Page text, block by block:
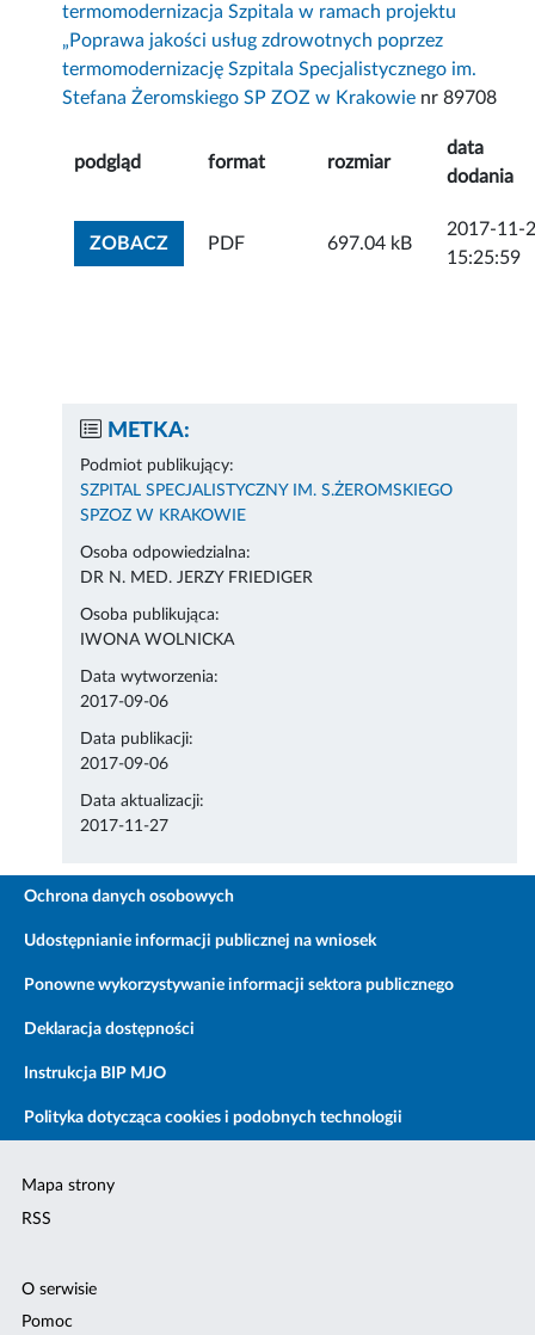
termomodernizacja Szpitala w ramach projektu
„Poprawa jakości usług zdrowotnych poprzez
termomodernizację Szpitala Specjalistycznego im.
Stefana Żeromskiego SP ZOZ w Krakowie nr 89708
podgląd format rozmiar
data
dodania
ZOBACZZOBACZ ZAŁĄCZNIK
PDF 697.04 kB
2017-11-
15:25:59
METKA:
Podmiot publikujący:
SZPITAL SPECJALISTYCZNY IM. S.ŻEROMSKIEGO
SPZOZ W KRAKOWIE
Osoba odpowiedzialna:
DR N. MED. JERZY FRIEDIGER
Osoba publikująca:
IWONA WOLNICKA
Data wytworzenia:
2017-09-06
Data publikacji:
2017-09-06
Data aktualizacji:
2017-11-27
Ochrona danych osobowych
Udostępnianie informacji publicznej na wniosek
Ponowne wykorzystywanie informacji sektora publicznego
Deklaracja dostępności
Instrukcja BIP MJO
Polityka dotycząca cookies i podobnych technologii
Mapa strony
RSS
O serwisie
Pomoc